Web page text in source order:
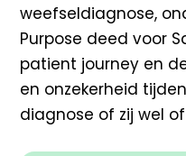
weefseldiagnose,
Purpose deed voor
patient journey en
en onzekerheid
diagnose of zij wel